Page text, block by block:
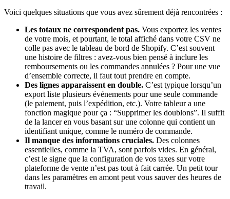
Voici quelques situations que vous avez sûrement déjà rencontrées :
Les totaux ne correspondent pas. Vous exportez les ventes
de votre mois, et pourtant, le total affiché dans votre CSV ne
colle pas avec le tableau de bord de Shopify. C’est souvent
une histoire de filtres : avez-vous bien pensé à inclure les
remboursements ou les commandes annulées ? Pour une vue
d’ensemble correcte, il faut tout prendre en compte.
Des lignes apparaissent en double. C’est typique lorsqu’un
export liste plusieurs événements pour une seule commande
(le paiement, puis l’expédition, etc.). Votre tableur a une
fonction magique pour ça : “Supprimer les doublons”. Il suffit
de la lancer en vous basant sur une colonne qui contient un
identifiant unique, comme le numéro de commande.
Il manque des informations cruciales. Des colonnes
essentielles, comme la TVA, sont parfois vides. En général,
c’est le signe que la configuration de vos taxes sur votre
plateforme de vente n’est pas tout à fait carrée. Un petit tour
dans les paramètres en amont peut vous sauver des heures de
travail.